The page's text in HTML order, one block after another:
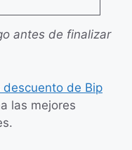
antes de finalizar
descuento de Bip
las mejores